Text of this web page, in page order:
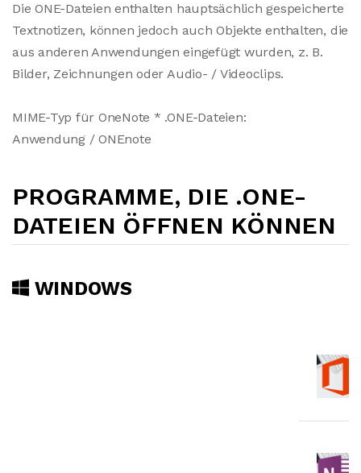
Die ONE-Dateien enthalten hauptsächlich gespeicherte
Textnotizen, können jedoch auch Objekte enthalten, die
aus anderen Anwendungen eingefügt wurden, z. B.
Bilder, Zeichnungen oder Audio- / Videoclips.
MIME-Typ für OneNote * .ONE-Dateien:
Anwendung / ONEnote
PROGRAMME, DIE .ONE-
DATEIEN ÖFFNEN KÖNNEN
WINDOWS